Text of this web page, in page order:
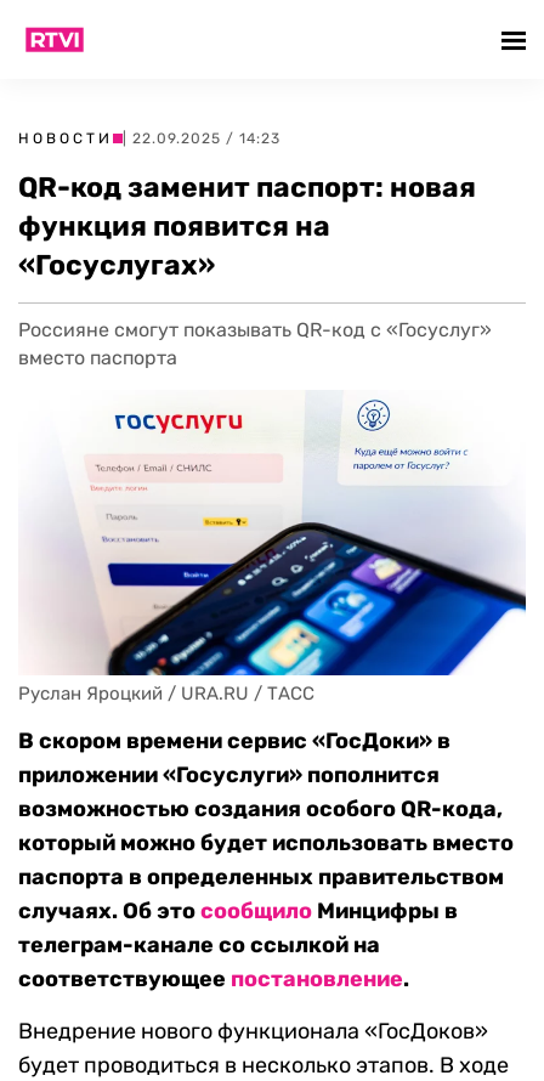
НОВОСТИ | 22.09.2025 / 14:23
QR-код заменит паспорт: новая
функция появится на
«Госуслугах»
Россияне смогут показывать QR-код с «Госуслуг»
вместо паспорта
Руслан Яроцкий / URA.RU / ТАСС
В скором времени сервис «ГосДоки» в
приложении «Госуслуги» пополнится
возможностью создания особого QR-кода,
который можно будет использовать вместо
паспорта в определенных правительством
случаях. Об этосообщило Минцифры в
телеграм-канале со ссылкой на
соответствующее постановление.
Внедрение нового функционала «ГосДоков»
будет проводиться в несколько этапов. В ходе